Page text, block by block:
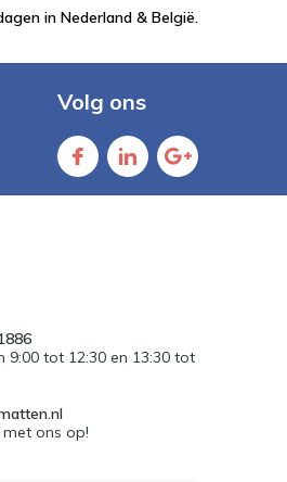
in Nederland & België.
Volg ons
9:00 tot 12:30 en 13:30 tot
ons op!